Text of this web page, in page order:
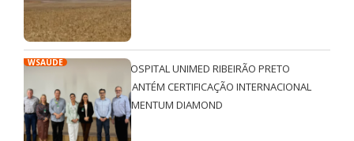
WSAÚDE
HOSPITAL UNIMED RIBEIRÃO PRETO
MANTÉM CERTIFICAÇÃO INTERNACIONAL
QMENTUM DIAMOND